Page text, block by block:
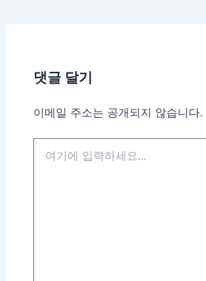
댓글 달기
이메일 주소는 공개되지 않습니다.